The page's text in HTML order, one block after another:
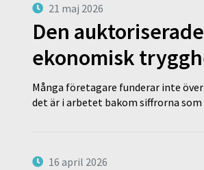
21 maj 2026
Den
ekonomisk
Många företagare funderar inte
det är i arbetet bakom siffrorna
16 april 2026